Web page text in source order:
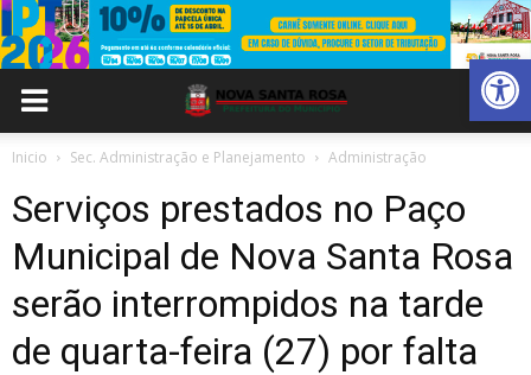
Abrir
Inicio Sec. Administração e Planejamento Administração
Serviços prestados no Paço
Municipal de Nova Santa Rosa
serão interrompidos na tarde
de quarta-feira (27) por falta